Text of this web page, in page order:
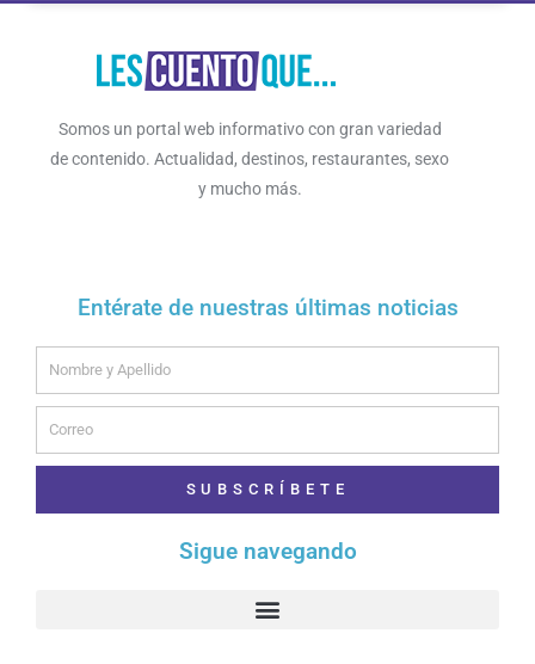
Somos un portal web informativo con gran variedad
de contenido. Actualidad, destinos, restaurantes, sexo
y mucho más.
Entérate de nuestras últimas noticias
SUBSCRÍBETE
Sigue navegando